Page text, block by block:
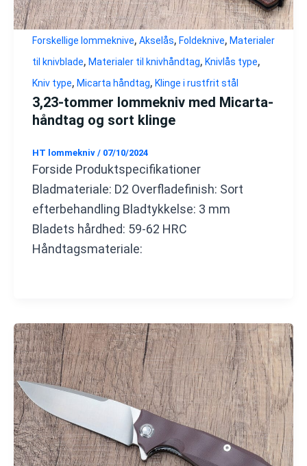
Forskellige lommeknive, Akselås, Foldeknive, Materialer
til knivblade, Materialer til knivhåndtag, Knivlås type,
Kniv type, Micarta håndtag, Klinge i rustfrit stål
3,23-tommer lommekniv med Micarta-
håndtag og sort klinge
HT lommekniv / 07/10/2024
Forside Produktspecifikationer
Bladmateriale: D2 Overfladefinish: Sort
efterbehandling Bladtykkelse: 3 mm
Bladets hårdhed: 59-62 HRC
Håndtagsmateriale: